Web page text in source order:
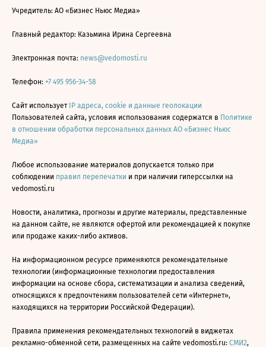
Учредитель: АО «Бизнес Ньюс Медиа»
Главный редактор: Казьмина Ирина Сергеевна
Электронная почта: news@vedomosti.ru
Телефон: +7 495 956-34-58
Сайт использует IP адреса, cookie и данные геолокации
Пользователей сайта, условия использования содержатся в Политике
в отношении обработки персональных данных АО «Бизнес Ньюс
Медиа»
Любое использование материалов допускается только при
соблюдении правил перепечатки и при наличии гиперссылки на
vedomosti.ru
Новости, аналитика, прогнозы и другие материалы, представленные
на данном сайте, не являются офертой или рекомендацией к покупке
или продаже каких-либо активов.
На информационном ресурсе применяются рекомендательные
технологии (информационные технологии предоставления
информации на основе сбора, систематизации и анализа сведений,
относящихся к предпочтениям пользователей сети «Интернет»,
находящихся на территории Российской Федерации).
Правила применения рекомендательных технологий в виджетах
рекламно-обменной сети, размещенных на сайте vedomosti.ru: СМИ2,